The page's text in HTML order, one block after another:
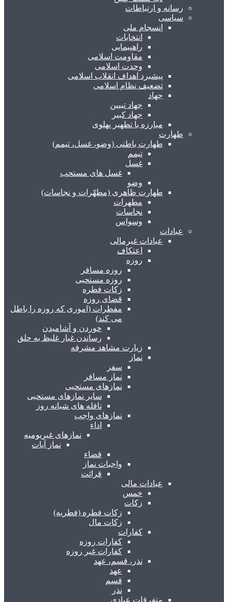
رسانه و ارتباطات
سیاسی
انسجام ملی
انتخابات
راهپیمایی
مقاومت اسلامی
وحدت اسلامی
پیشبرد اهداف انقلاب اسلامی
تضعیف نظام اسلامی
جهاد
جهاد تبیین
جهاد کبیر
مبارزه با تطهیر پهلوی
طهارت
طهارت باطنی (وضو، غسل، تیمم)
تیمم
غسل
غسل های مستحب
وضو
طهارت ظاهری (مطهّرات و نجاسات)
مطهرات
نجاسات
وسواس
عبادات
عبادات غیرمالی
اعتکاف
روزه
روزه مسافر
روزه مستحبی
زکات فطره
قضای روزه
مفطرات (اموری که روزه را باطل
می کند)
خوردن و آشامیدن
رساندن غبار غلیظ به حلق
زیارت مشاهد مشرفه
نماز
سفر
نماز مسافر
نمازهای مستحبی
سایر نمازهای مستحبی
نافله های شبانه روز
نمازهای واجب
اداء
نمازهای غیریومیه
نماز آیات
قضاء
واجبات نماز
قرائت
عبادات مالی
خمس
زکات
زکات فطره (فطریه)
زکات مال
کفارات
کفارات روزه
کفارات غیر روزه
نذر، قسم، عهد
عهد
قسم
نذر
متفرقات عبادی